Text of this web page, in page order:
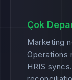
Çok
Marketing
Operations
HRIS